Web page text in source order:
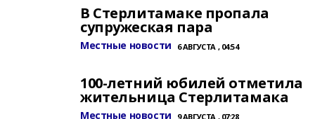
В Стерлитамаке пропала
супружеская пара
Местные новости 6 АВГУСТА , 04:54
100-летний юбилей отметила
жительница Стерлитамака
Местные новости 9 АВГУСТА , 07:28